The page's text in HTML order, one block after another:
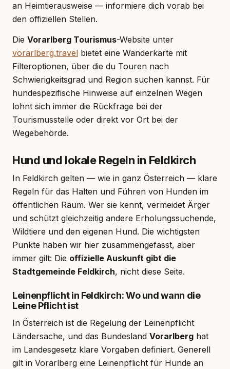
an Heimtierausweise — informiere dich vorab bei
den offiziellen Stellen.
Die Vorarlberg Tourismus-Website unter
vorarlberg.travel bietet eine Wanderkarte mit
Filteroptionen, über die du Touren nach
Schwierigkeitsgrad und Region suchen kannst. Für
hunde­spezifische Hinweise auf einzelnen Wegen
lohnt sich immer die Rückfrage bei der
Tourismusstelle oder direkt vor Ort bei der
Wegebehörde.
Hund und lokale Regeln in Feldkirch
In Feldkirch gelten — wie in ganz Österreich — klare
Regeln für das Halten und Führen von Hunden im
öffentlichen Raum. Wer sie kennt, vermeidet Ärger
und schützt gleichzeitig andere Erholungssuchende,
Wildtiere und den eigenen Hund. Die wichtigsten
Punkte haben wir hier zusammengefasst, aber
immer gilt: Die offizielle Auskunft gibt die
Stadtgemeinde Feldkirch, nicht diese Seite.
Leinenpflicht in Feldkirch: Wo und wann die
Leine Pflicht ist
In Österreich ist die Regelung der Leinenpflicht
Ländersache, und das Bundesland Vorarlberg hat
im Landesgesetz klare Vorgaben definiert. Generell
gilt in Vorarlberg eine Leinenpflicht für Hunde an